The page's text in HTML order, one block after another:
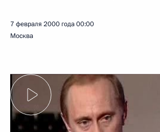
7 февраля 2000 года00:00
Москва